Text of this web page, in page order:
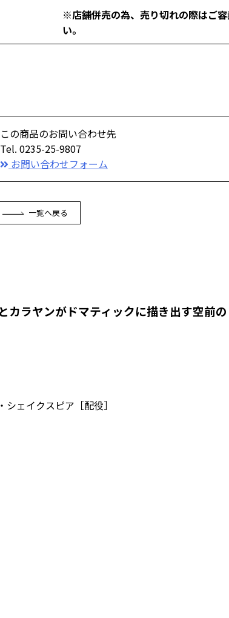
※店舗併売の為、売り切れの際はご
い。
この商品のお問い合わせ先
Tel. 0235-25-9807
お問い合わせフォーム
一覧へ戻る
カラヤンがドマティックに描き出す空前
ェイクスピア［配役］